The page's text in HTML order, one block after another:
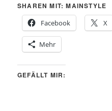
SHAREN MIT: MAINSTYLE
Facebook
X
Mehr
GEFÄLLT MIR: